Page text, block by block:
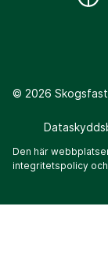
© 2026
Den här
integritetspolicy och